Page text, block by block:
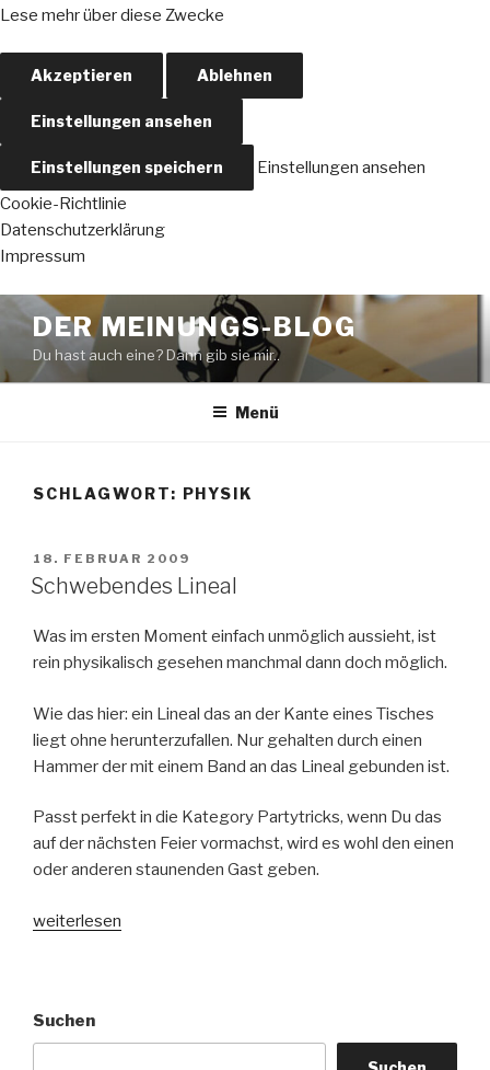
Lese mehr über diese Zwecke
Akzeptieren Ablehnen
Einstellungen ansehen
Einstellungen speichern
Einstellungen ansehen
Cookie-Richtlinie
Datenschutzerklärung
Impressum
Zum
Inhalt
springen
DER MEINUNGS-BLOG
Du hast auch eine? Dann gib sie mir..
Menü
SCHLAGWORT: PHYSIK
VERÖFFENTLICHT
AM
18. FEBRUAR 2009
Schwebendes Lineal
Was im ersten Moment einfach unmöglich aussieht, ist
rein physikalisch gesehen manchmal dann doch möglich.
Wie das hier: ein Lineal das an der Kante eines Tisches
liegt ohne herunterzufallen. Nur gehalten durch einen
Hammer der mit einem Band an das Lineal gebunden ist.
Passt perfekt in die Kategory Partytricks, wenn Du das
auf der nächsten Feier vormachst, wird es wohl den einen
oder anderen staunenden Gast geben.
„Schwebendes
weiterlesen
Suchen